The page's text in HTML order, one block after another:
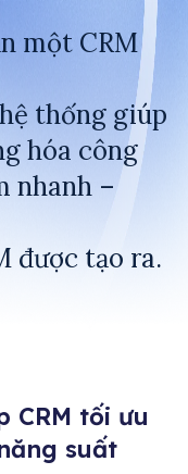
một CRM
thống giúp
hóa công
nhanh –
được tạo ra.
CRM tối ưu
suất